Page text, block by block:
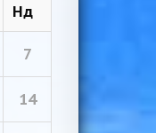
Нд
7
14